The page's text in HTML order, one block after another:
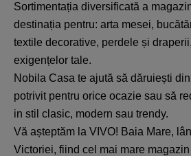
Sortimentația diversificată a
destinația pentru: arta mesei,
textile decorative, perdele și
exigențelor tale.
Nobila Casa te ajută să dăruiești
potrivit pentru orice ocazie sau să
in stil clasic, modern sau trendy.
Vă așteptăm la VIVO! Baia Mare,
Victoriei, fiind cel mai mare